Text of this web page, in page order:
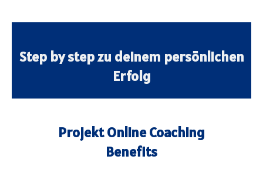
Step by step zu deinem persönlichen
Erfolg
Projekt Online Coaching
Benefits